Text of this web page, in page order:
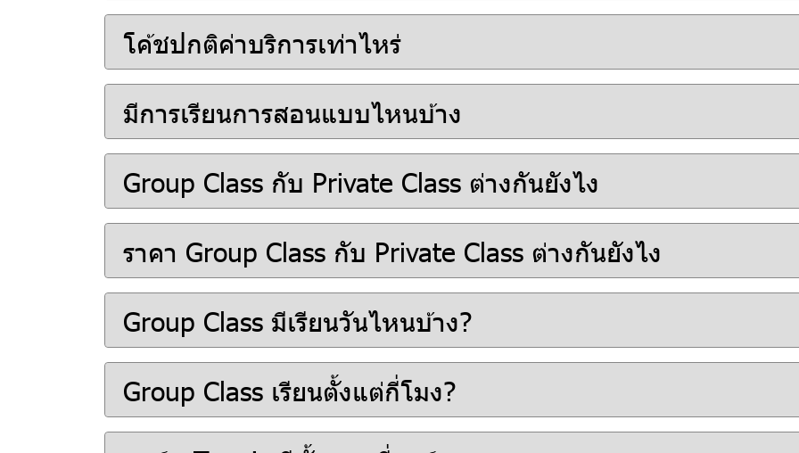
โค้ชปกติค่าบริการเท่าไหร่
มีการเรียนการสอนแบบไหนบ้าง
Group Class กับ Private Class ต่างกันยังไง
ราคา Group Class กับ Private Class ต่างกันยังไง
Group Class มีเรียนวันไหนบ้าง?
Group Class เรียนตั้งแต่กี่โมง?